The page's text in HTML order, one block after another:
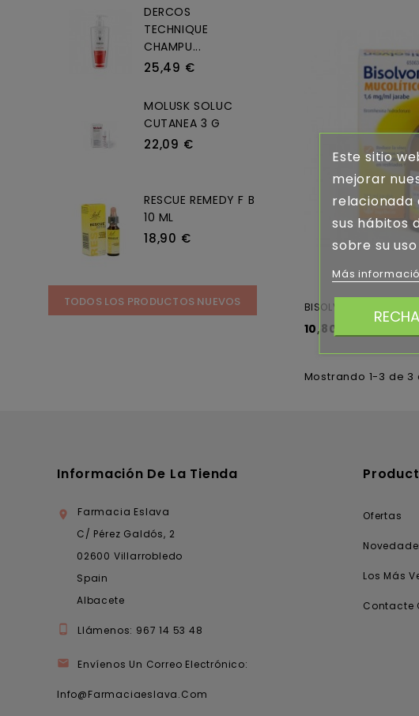
DERCOS
TECHNIQUE
CHAMPU...
25,49 €
MOLUSK SOLUC
CUTANEA 3 G
22,09 €
RESCUE REMEDY F B
10 ML
18,90 €
TODOS LOS PRODUCTOS NUEVOS BISOLVON MUCOLITICO
10,80 €
Mostrando 1-3 de
Información De La Tienda

Farmacia Eslava
C/ Pérez Galdós, 2
02600 Villarrobledo
Spain
Albacete
 Llámenos: 967 14 53 48
 Envíenos Un Correo Electrónico:
Info@farmaciaeslava.com
Ofertas
Los Más
Contacte
Este sitio
mejorar
relacionada
sus hábitos
sobre su
Más